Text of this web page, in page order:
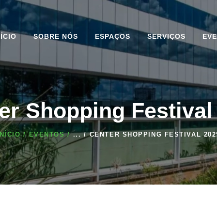
SOBRE NÓS ESPAÇOS SERVIÇOS
Shopping Festival
EVENTOS ... CENTER SHOPPING FESTIVAL
INÍCIO
SOBRE NÓS
ESPAÇOS
SERVIÇOS
EVENTOS
BLOG DO CENTER
CONVENTION
COMPLEXO